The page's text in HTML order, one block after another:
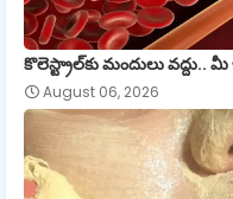
కొలెస్ట్రాల్‌కు మందులు వద్దు..
August 06, 2026